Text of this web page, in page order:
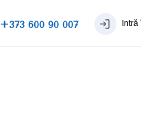
+373 600 90 007